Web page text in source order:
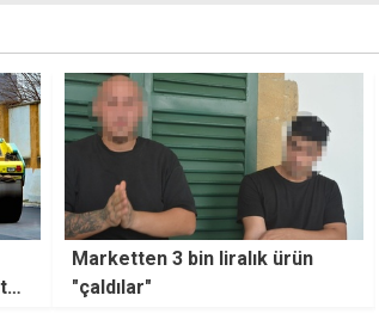
Hristodulidis ve Miçotakis
Kıbrıs'ı görüştü: Uluslararası